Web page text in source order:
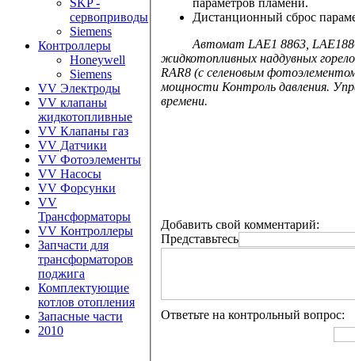
SKP -
сервоприводы
Siemens
Контроллеры
Honeywell
Siemens
VV Электроды
VV клапаны
жидкотопливные
VV Клапаны газ
VV Датчики
VV Фотоэлементы
VV Насосы
VV Форсунки
VV
Трансформаторы
VV Контроллеры
Запчасти для
трансформаторов
поджига
Комплектующие
котлов отопления
Запасные части
2010
Дистанционный сброс
Автомат LAE1 8863,
жидкотопливных наддувных
RAR8 (с селеновым
мощности Контроль давления.
времени.
Добавить свой комментарий:
Представьтесь
Ответьте на контрольный вопрос: